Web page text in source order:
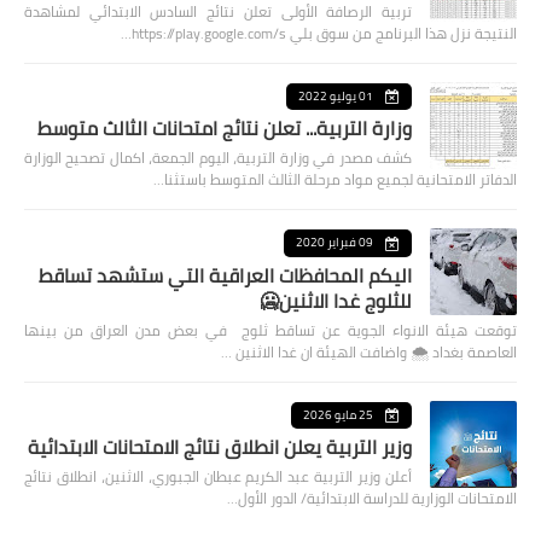
تربية الرصافة الأولى تعلن نتائج السادس الابتدائي لمشاهدة
النتيجة نزل هذا البرنامج من سوق بلي https://play.google.com/s…
01 يوليو 2022
وزارة التربية... تعلن نتائج امتحانات الثالث متوسط
كشف مصدر في وزارة التربية، اليوم الجمعة، اكمال تصحيح الوزارة
الدفاتر الامتحانية لجميع مواد مرحلة الثالث المتوسط باستثنا…
09 فبراير 2020
اليكم المحافظات العراقية التي ستشهد تساقط
للثلوج غدا الاثنين🥶
توقعت هيئة الانواء الجوية عن تساقط ثلوج في بعض مدن العراق من بينها
العاصمة بغداد ⁦🌨️⁩ واضافت الهيئة ان غدا الاثنين …
25 مايو 2026
وزير التربية يعلن انطلاق نتائج الامتحانات الابتدائية
أعلن وزير التربية عبد الكريم عبطان الجبوري، الاثنين، انطلاق نتائج
الامتحانات الوزارية للدراسة الابتدائية/ الدور الأول…